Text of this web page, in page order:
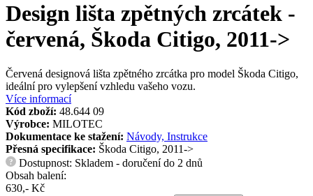
Design lišta zpětných zrcátek -
červená, Škoda Citigo, 2011->
Červená designová lišta zpětného zrcátka pro model Škoda Citigo,
ideální pro vylepšení vzhledu vašeho vozu.
Více informací
Kód zboží: 48.644 09
Výrobce: MILOTEC
Dokumentace ke stažení: Návody, Instrukce
Přesná specifikace: Škoda Citigo, 2011->
?
Dostupnost: Skladem - doručení do 2 dnů
Obsah balení:
630,- Kč